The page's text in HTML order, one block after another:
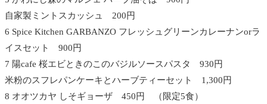
自家製ミントスカッシュ 200円
6 Spice Kitchen GARBANZO フレッシュグリーンカレーナンorラ
イスセット 900円
7 陽cafe 桜エビときのこのバジルソースパスタ 930円
米粉のスフレパンケーキとハーブティーセット 1,300円
8 オオツカヤ しそギョーザ 450円 （限定5食）